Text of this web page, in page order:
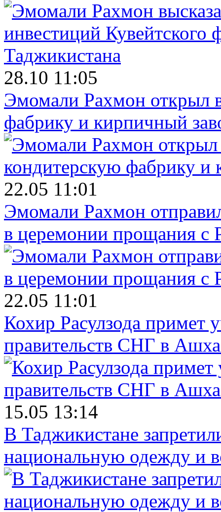
28.10 11:05
Эмомали Рахмон открыл
фабрику и кирпичный
22.05 11:01
Эмомали Рахмон
в церемонии прощания с
22.05 11:01
Кохир Расулзода примет
правительств СНГ в
15.05 13:14
В Таджикистане
национальную одежду и